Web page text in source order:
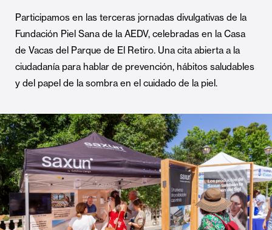
Participamos en las terceras jornadas divulgativas de la
Fundación Piel Sana de la AEDV, celebradas en la Casa
de Vacas del Parque de El Retiro. Una cita abierta a la
ciudadanía para hablar de prevención, hábitos saludables
y del papel de la sombra en el cuidado de la piel.